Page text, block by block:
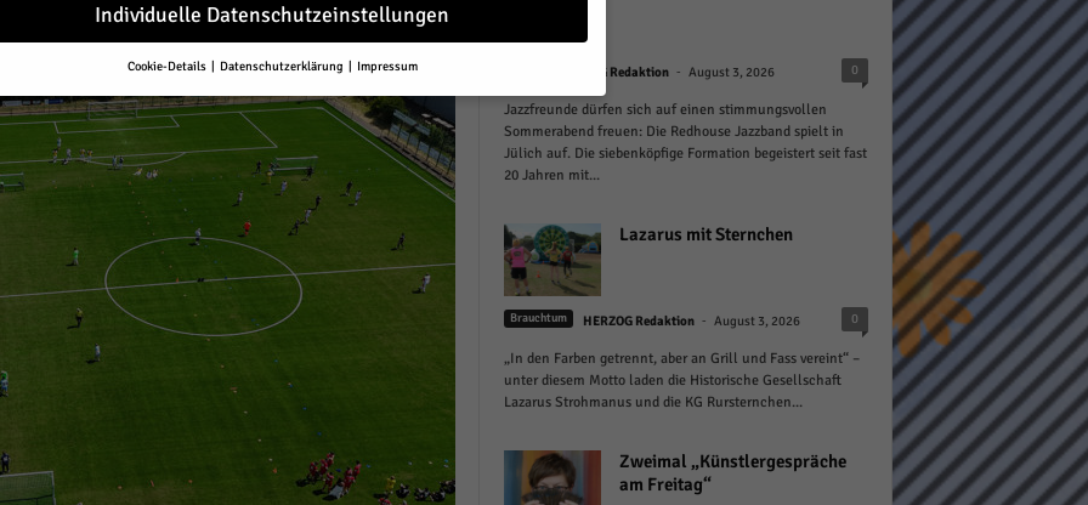
HERZOG Redaktion - August 3, 2026 0
Jazzfreunde dürfen sich auf einen stimmungsvollen
Sommerabend freuen: Die Redhouse Jazzband spielt in
Jülich auf. Die siebenköpfige Formation begeistert seit fast
20 Jahren mit...
Lazarus mit Sternchen
Brauchtum HERZOG Redaktion - August 3, 2026 0
„In den Farben getrennt, aber an Grill und Fass vereint“ –
unter diesem Motto laden die Historische Gesellschaft
Lazarus Strohmanus und die KG Rursternchen...
Zweimal „Künstlergespräche
am Freitag“
Individuelle Datenschutzeinstellungen
Cookie-Details Datenschutzerklärung Impressum
Datenschutzeinstellungen
unter 16 Jahre alt sind und Ihre Zustimmung zu freiwilligen Diensten geben
müssen Sie Ihre Erziehungsberechtigten um Erlaubnis bitten.
Cookies und andere Technologien auf unserer Website. Einige von ihnen
während andere uns helfen, diese Website und Ihre Erfahrung zu
Personenbezogene Daten können verarbeitet werden (z. B. IP-Adressen), z.
Anzeigen und Inhalte oder Anzeigen- und Inhaltsmessung.
Informationen über die Verwendung Ihrer Daten finden Sie in unserer
.
Sie eine Übersicht über alle verwendeten Cookies. Sie können Ihre
zu ganzen Kategorien geben oder sich weitere Informationen anzeigen
und so nur bestimmte Cookies auswählen.
und weiter
Zurück